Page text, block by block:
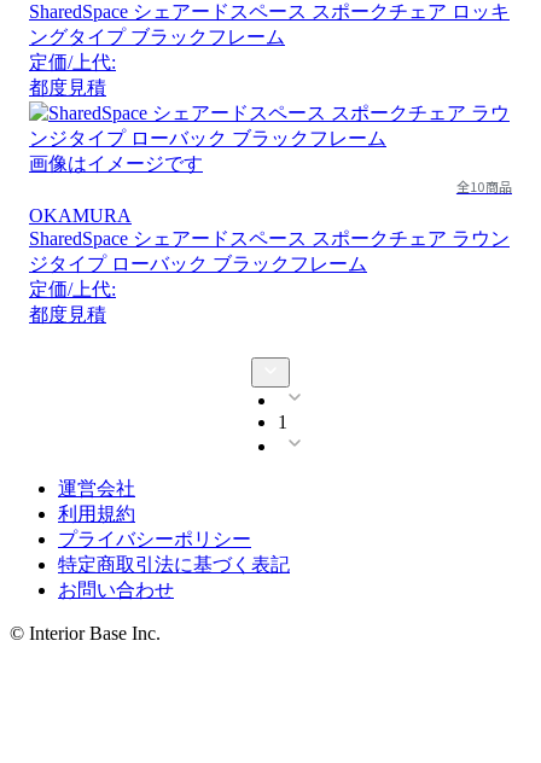
SharedSpace シェアードスペース スポークチェア ロッキ
ングタイプ ブラックフレーム
定価/上代:
都度見積
画像はイメージです
全10商品
OKAMURA
SharedSpace シェアードスペース スポークチェア ラウン
ジタイプ ローバック ブラックフレーム
定価/上代:
都度見積
1
運営会社
利用規約
プライバシーポリシー
特定商取引法に基づく表記
お問い合わせ
© Interior Base Inc.